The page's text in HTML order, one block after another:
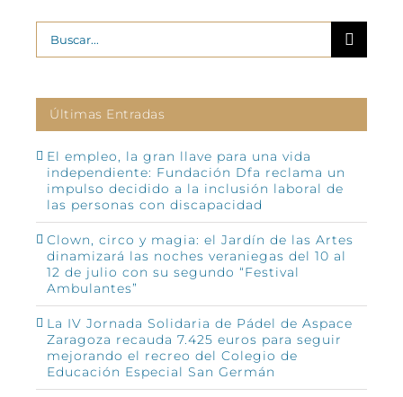
Buscar:
Últimas Entradas
El empleo, la gran llave para una vida
independiente: Fundación Dfa reclama un
impulso decidido a la inclusión laboral de
las personas con discapacidad
Clown, circo y magia: el Jardín de las Artes
dinamizará las noches veraniegas del 10 al
12 de julio con su segundo “Festival
Ambulantes”
La IV Jornada Solidaria de Pádel de Aspace
Zaragoza recauda 7.425 euros para seguir
mejorando el recreo del Colegio de
Educación Especial San Germán